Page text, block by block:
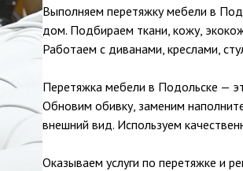
Выполняем перетяжку мебели в
дом. Подбираем ткани, кожу,
Работаем с диванами, креслами,
Перетяжка мебели в Подольске —
Обновим обивку, заменим
внешний вид. Используем
Оказываем услуги по перетяжке и